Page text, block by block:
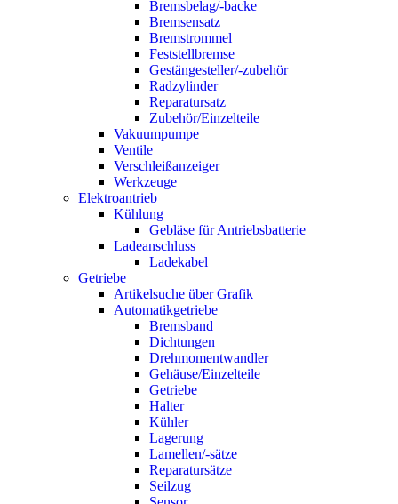
Bremsbelag/-backe
Bremsensatz
Bremstrommel
Feststellbremse
Gestängesteller/-zubehör
Radzylinder
Reparatursatz
Zubehör/Einzelteile
Vakuumpumpe
Ventile
Verschleißanzeiger
Werkzeuge
Elektroantrieb
Kühlung
Gebläse für Antriebsbatterie
Ladeanschluss
Ladekabel
Getriebe
Artikelsuche über Grafik
Automatikgetriebe
Bremsband
Dichtungen
Drehmomentwandler
Gehäuse/Einzelteile
Getriebe
Halter
Kühler
Lagerung
Lamellen/-sätze
Reparatursätze
Seilzug